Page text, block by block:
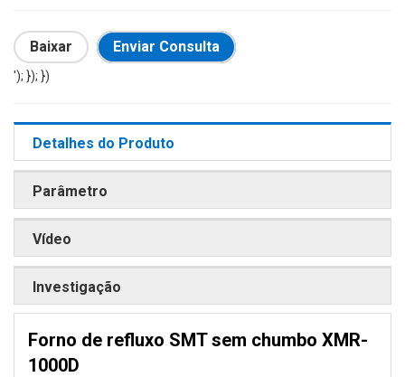
Baixar Enviar Consulta
'); }); })
Detalhes do Produto
Parâmetro
Vídeo
Investigação
Forno de refluxo SMT sem chumbo XMR-
1000D